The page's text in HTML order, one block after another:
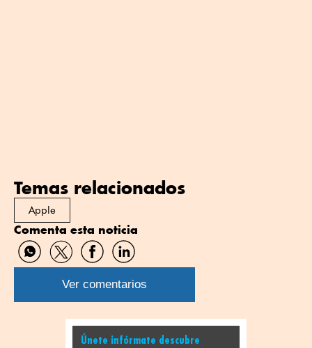
Temas relacionados
Apple
Comenta esta noticia
Compartir
por
WhatsApp
Compartir
por
Twitter
Compartir
por
Facebook
Compartir
por
Linkedin
Ver comentarios
Únete infórmate descubre